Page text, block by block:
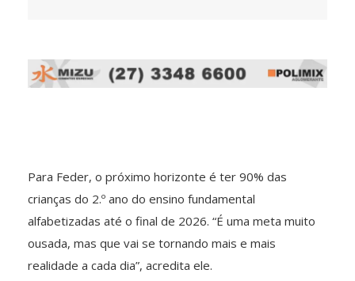
Para Feder, o próximo horizonte é ter 90% das
crianças do 2.º ano do ensino fundamental
alfabetizadas até o final de 2026. “É uma meta muito
ousada, mas que vai se tornando mais e mais
realidade a cada dia”, acredita ele.